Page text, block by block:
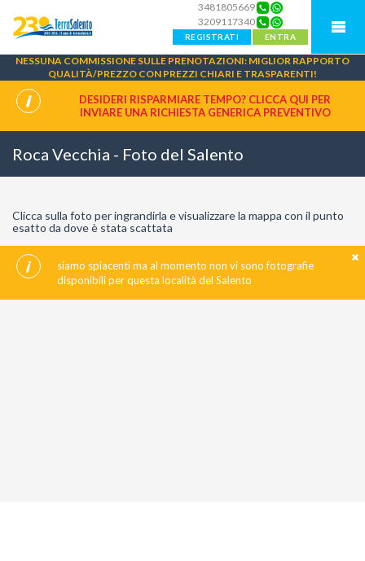
3481805669
3209117340
REGISTRATI ENTRA
NESSUNA COMMISSIONE SULLE PRENOTAZIONI: MIGLIOR RAPPORTO
QUALITÀ/PREZZO CON PREZZI CHIARI E TRASPARENTI!
DESIDERI RISPARMIARE TEMPO? CLICCA QUI PER
INVIARE UNA RICHIESTA GENERICA PREVENTIVO
Roca Vecchia - Foto del Salento
Clicca sulla foto per ingrandirla e visualizzare la mappa con il punto
esatto da dove è stata scattata
siamo spiacenti ma al momento non vi sono fotografie
disponibili per questa località del Salento